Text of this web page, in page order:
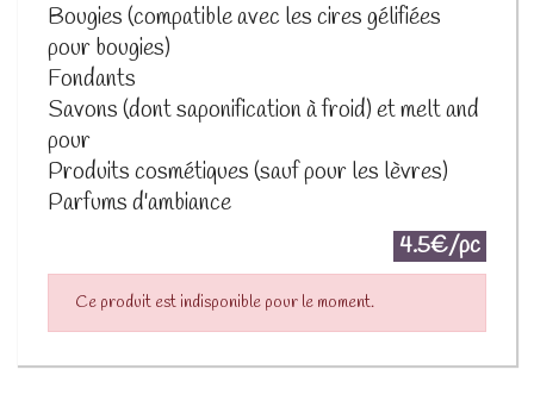
Bougies (compatible avec les cires gélifiées
pour bougies)
Fondants
Savons (dont saponification à froid) et melt and
pour
Produits cosmétiques (sauf pour les lèvres)
Parfums d'ambiance
4.5€/pc
Ce produit est indisponible pour le moment.